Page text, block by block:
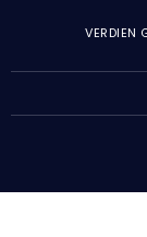
VERDIEN